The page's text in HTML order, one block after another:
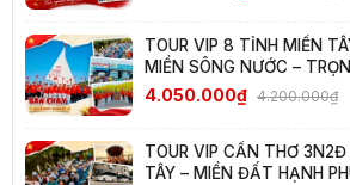
TOUR VIP 8 TỈNH MIỀN
MIỀN SÔNG NƯỚC –
TÂY NAM BỘ
4.050.000₫ 4.200.000₫
TOUR VIP CẦN THƠ 3N2Đ
TÂY – MIỀN ĐẤT HẠNH